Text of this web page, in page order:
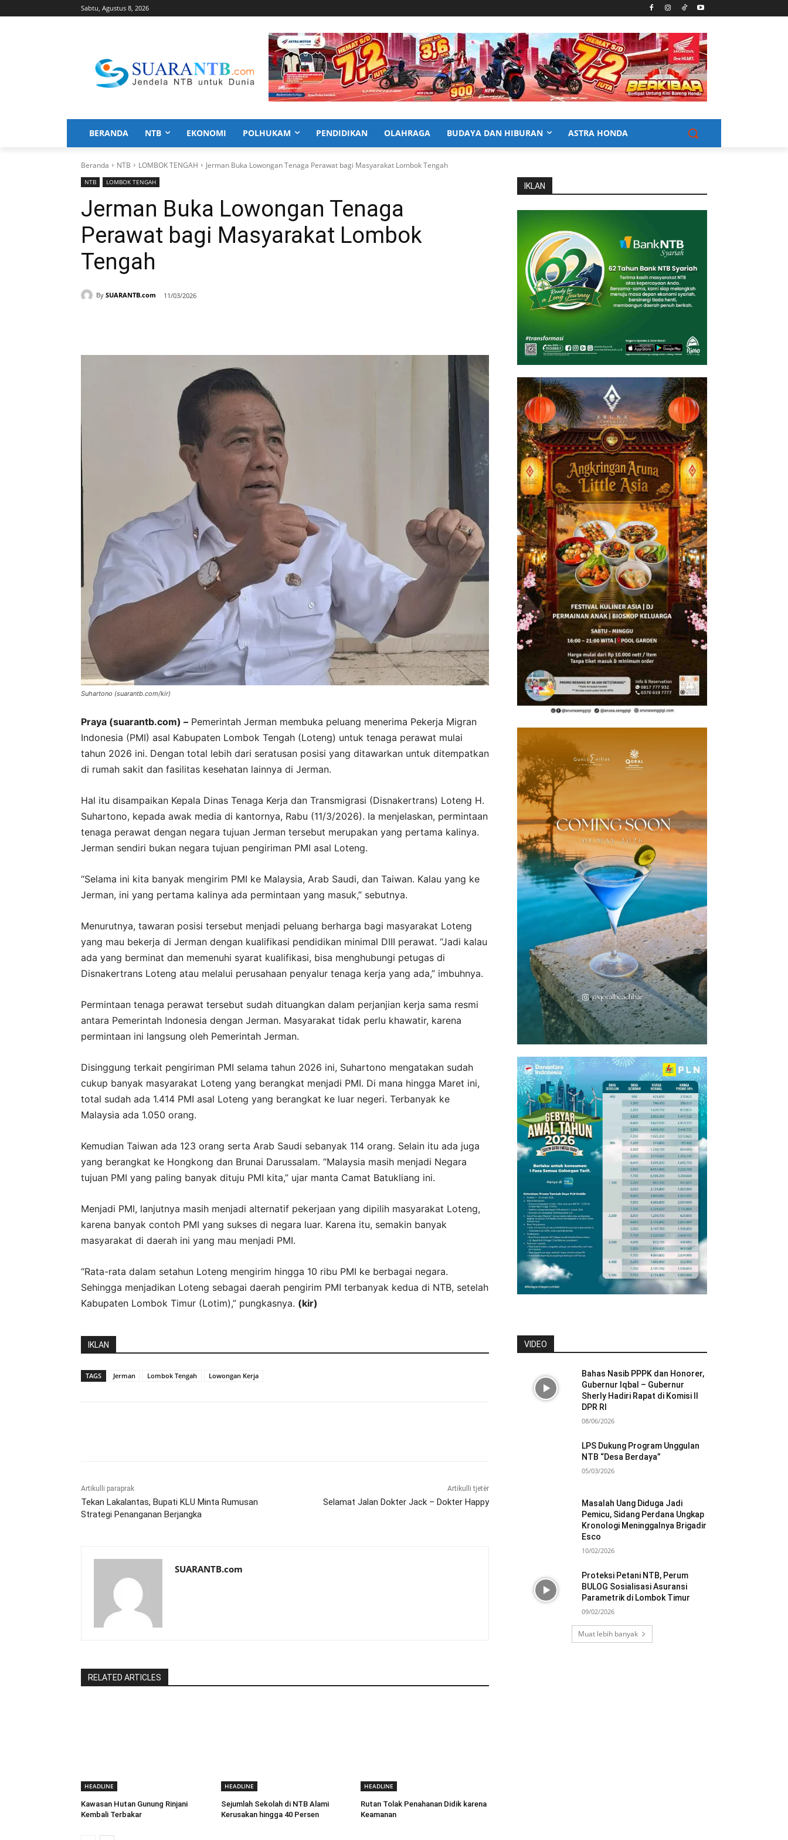
Sabtu, Agustus 8, 2026
BERANDA NTB EKONOMI POLHUKAM PENDIDIKAN OLAHRAGA BUDAYA DAN HIBURAN ASTRA HONDA
Beranda NTB LOMBOK TENGAH Jerman Buka Lowongan Tenaga Perawat bagi Masyarakat Lombok Tengah
NTB LOMBOK TENGAH
Jerman Buka Lowongan Tenaga
Perawat bagi Masyarakat Lombok
Tengah
By SUARANTB.com 11/03/2026
Suhartono (suarantb.com/kir)
Praya (suarantb.com) – Pemerintah Jerman membuka peluang menerima Pekerja Migran
Indonesia (PMI) asal Kabupaten Lombok Tengah (Loteng) untuk tenaga perawat mulai
tahun 2026 ini. Dengan total lebih dari seratusan posisi yang ditawarkan untuk ditempatkan
di rumah sakit dan fasilitas kesehatan lainnya di Jerman.
Hal itu disampaikan Kepala Dinas Tenaga Kerja dan Transmigrasi (Disnakertrans) Loteng H.
Suhartono, kepada awak media di kantornya, Rabu (11/3/2026). Ia menjelaskan, permintaan
tenaga perawat dengan negara tujuan Jerman tersebut merupakan yang pertama kalinya.
Jerman sendiri bukan negara tujuan pengiriman PMI asal Loteng.
“Selama ini kita banyak mengirim PMI ke Malaysia, Arab Saudi, dan Taiwan. Kalau yang ke
Jerman, ini yang pertama kalinya ada permintaan yang masuk,” sebutnya.
Menurutnya, tawaran posisi tersebut menjadi peluang berharga bagi masyarakat Loteng
yang mau bekerja di Jerman dengan kualifikasi pendidikan minimal DIII perawat. “Jadi kalau
ada yang berminat dan memenuhi syarat kualifikasi, bisa menghubungi petugas di
Disnakertrans Loteng atau melalui perusahaan penyalur tenaga kerja yang ada,” imbuhnya.
Permintaan tenaga perawat tersebut sudah dituangkan dalam perjanjian kerja sama resmi
antara Pemerintah Indonesia dengan Jerman. Masyarakat tidak perlu khawatir, karena
permintaan ini langsung oleh Pemerintah Jerman.
Disinggung terkait pengiriman PMI selama tahun 2026 ini, Suhartono mengatakan sudah
cukup banyak masyarakat Loteng yang berangkat menjadi PMI. Di mana hingga Maret ini,
total sudah ada 1.414 PMI asal Loteng yang berangkat ke luar negeri. Terbanyak ke
Malaysia ada 1.050 orang.
Kemudian Taiwan ada 123 orang serta Arab Saudi sebanyak 114 orang. Selain itu ada juga
yang berangkat ke Hongkong dan Brunai Darussalam. “Malaysia masih menjadi Negara
tujuan PMI yang paling banyak dituju PMI kita,” ujar manta Camat Batukliang ini.
Menjadi PMI, lanjutnya masih menjadi alternatif pekerjaan yang dipilih masyarakat Loteng,
karena banyak contoh PMI yang sukses di negara luar. Karena itu, semakin banyak
masyarakat di daerah ini yang mau menjadi PMI.
“Rata-rata dalam setahun Loteng mengirim hingga 10 ribu PMI ke berbagai negara.
Sehingga menjadikan Loteng sebagai daerah pengirim PMI terbanyak kedua di NTB, setelah
Kabupaten Lombok Timur (Lotim),” pungkasnya. (kir)
IKLAN
TAGS Jerman Lombok Tengah Lowongan Kerja
Artikulli paraprak
Tekan Lakalantas, Bupati KLU Minta Rumusan
Strategi Penanganan Berjangka
Artikulli tjetër
Selamat Jalan Dokter Jack – Dokter Happy
SUARANTB.com
RELATED ARTICLES
HEADLINE
Kawasan Hutan Gunung Rinjani
Kembali Terbakar
HEADLINE
Sejumlah Sekolah di NTB Alami
Kerusakan hingga 40 Persen
HEADLINE
Rutan Tolak Penahanan Didik karena
Keamanan
IKLAN
VIDEO
Bahas Nasib PPPK dan Honorer,
Gubernur Iqbal – Gubernur
Sherly Hadiri Rapat di Komisi II
DPR RI
08/06/2026
LPS Dukung Program Unggulan
NTB “Desa Berdaya”
05/03/2026
Masalah Uang Diduga Jadi
Pemicu, Sidang Perdana Ungkap
Kronologi Meninggalnya Brigadir
Esco
10/02/2026
Proteksi Petani NTB, Perum
BULOG Sosialisasi Asuransi
Parametrik di Lombok Timur
09/02/2026
Muat lebih banyak